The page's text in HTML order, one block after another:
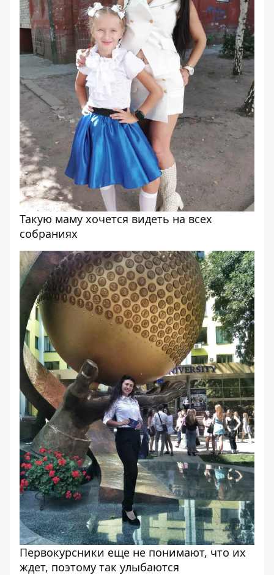
Такую маму хочется видеть на всех
собраниях
Первокурсники еще не понимают, что их
ждет, поэтому так улыбаются